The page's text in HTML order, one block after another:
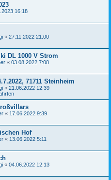
16:18
« 27.11.2022 21:00
DL 1000 V Strom
« 03.08.2022 7:08
71711 Steinheim
« 21.06.2022 12:39
« 17.06.2022 9:39
Hof
« 13.06.2022 5:11
« 04.06.2022 12:13